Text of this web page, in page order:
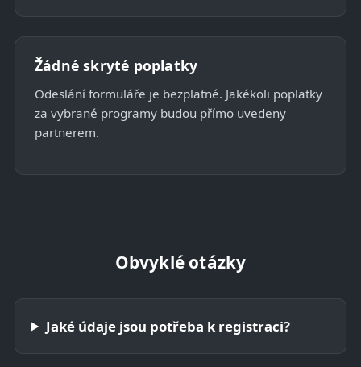
Žádné skryté poplatky
Odeslání formuláře je bezplatné. Jakékoli poplatky
za vybrané programy budou přímo uvedeny
partnerem.
Obvyklé otázky
Jaké údaje jsou potřeba k registraci?